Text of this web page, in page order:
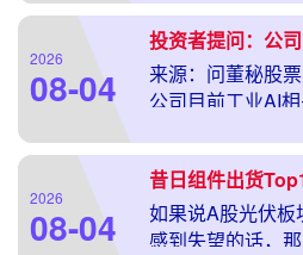
的溅射靶材产品
2026
08-04
来源：问董秘股
公司目前工业AI
生结构性变化？
用量计费或
2026
08-04
昔日组件出货
如果说A股光伏
感到失望的话，